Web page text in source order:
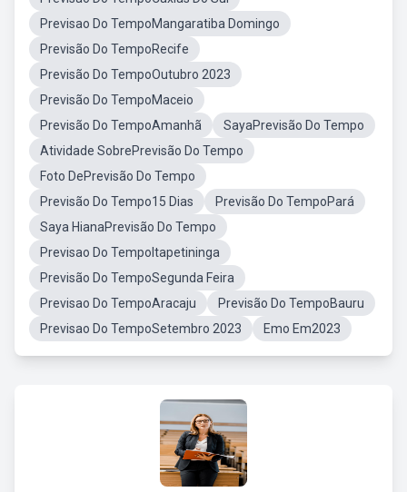
Previsao Do TempoMangaratiba Domingo
Previsão Do TempoRecife
Previsão Do TempoOutubro 2023
Previsão Do TempoMaceio
Previsão Do TempoAmanhã
SayaPrevisão Do Tempo
Atividade SobrePrevisão Do Tempo
Foto DePrevisão Do Tempo
Previsão Do Tempo15 Dias
Previsão Do TempoPará
Saya HianaPrevisão Do Tempo
Previsao Do TempoItapetininga
Previsão Do TempoSegunda Feira
Previsao Do TempoAracaju
Previsão Do TempoBauru
Previsao Do TempoSetembro 2023
Emo Em2023